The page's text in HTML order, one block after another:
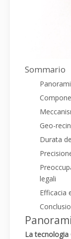
Sommario
Geo-
Durata
legali
Efficacia
La tecnologia